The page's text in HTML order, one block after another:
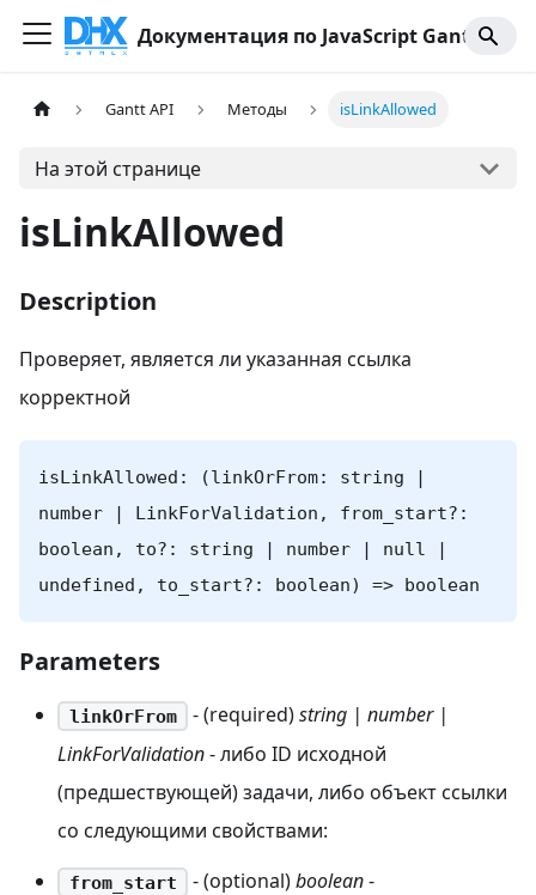
Документация по JavaScript Gantt
Gantt API Методы isLinkAllowed
На этой странице
isLinkAllowed
Description
Проверяет, является ли указанная ссылка
корректной
isLinkAllowed: (linkOrFrom: string |
number | LinkForValidation, from_start?:
boolean, to?: string | number | null |
undefined, to_start?: boolean) => boolean
Parameters
linkOrFrom - (required)string | number |
LinkForValidation- либо ID исходной
(предшествующей) задачи, либо объект ссылки
со следующими свойствами:
from_start - (optional)boolean-